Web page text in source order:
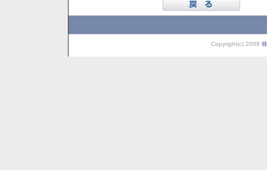
Copyright(c) 2008